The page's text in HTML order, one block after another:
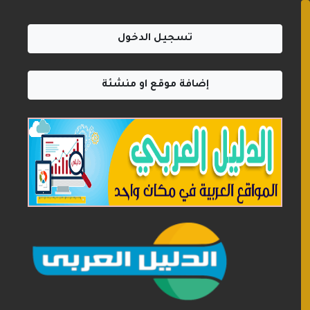
تسجيل الدخول
إضافة موقع او منشئة